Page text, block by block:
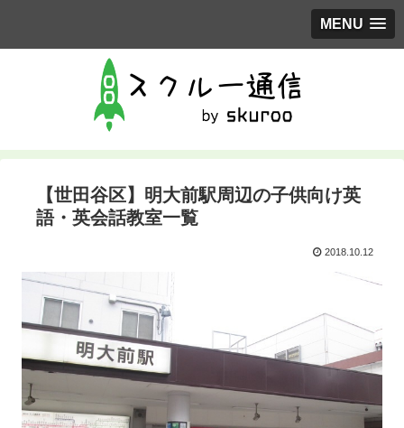
MENU
【世田谷区】明大前駅周辺の子供向け英
語・英会話教室一覧
2018.10.12